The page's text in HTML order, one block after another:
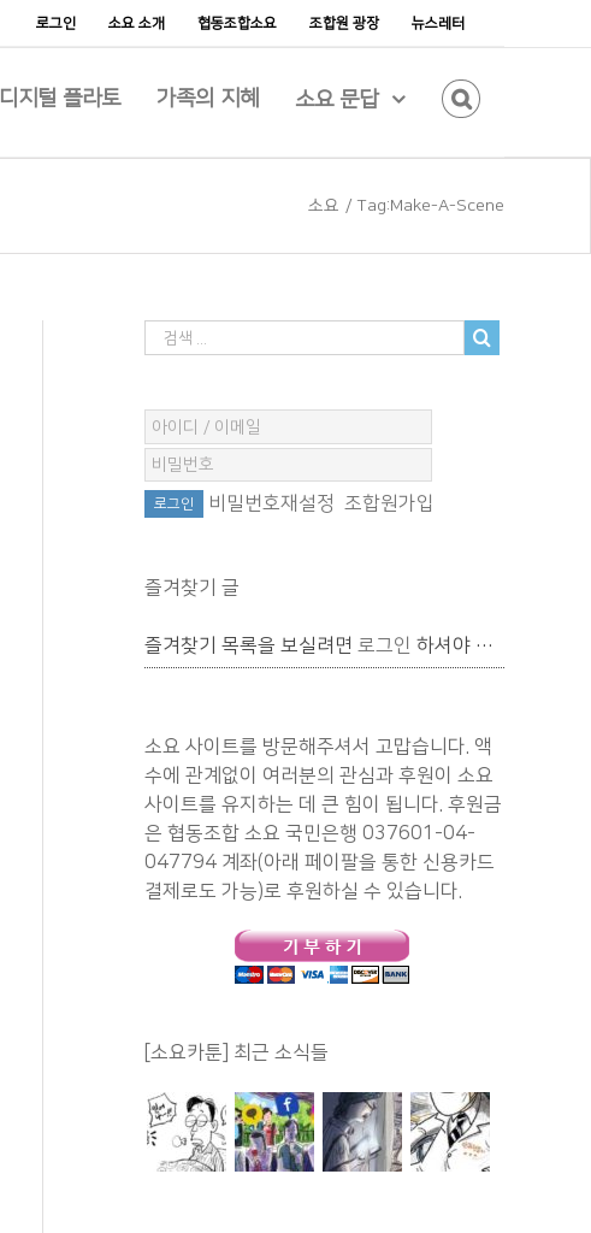
로그인 소요 소개 협동조합소요 조합원 광장 뉴스레터
디지털 플라토 가족의 지혜 소요 문답
소요 / Tag:Make-A-Scene
비밀번호재설정 조합원가입
즐겨찾기 글
즐겨찾기 목록을 보실려면 로그인 하셔야 합니다.
소요 사이트를 방문해주셔서 고맙습니다. 액
수에 관계없이 여러분의 관심과 후원이 소요
사이트를 유지하는 데 큰 힘이 됩니다. 후원금
은 협동조합 소요 국민은행 037601-04-
047794 계좌(아래 페이팔을 통한 신용카드
결제로도 가능)로 후원하실 수 있습니다.
[소요카툰] 최근 소식들